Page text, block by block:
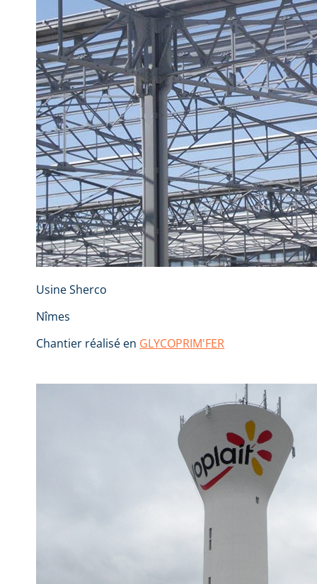
Usine Sherco
Nîmes
Chantier réalisé en GLYCOPRIM'FER